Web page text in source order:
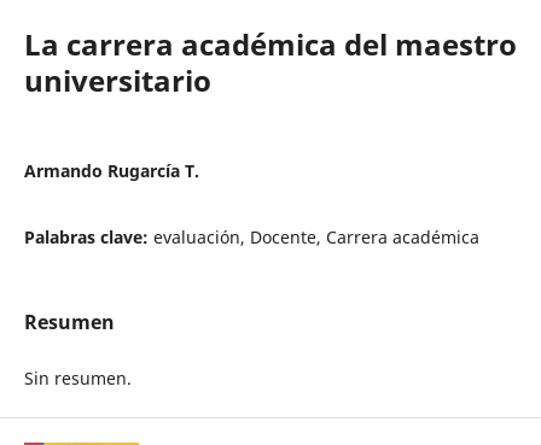
La carrera académica del maestro
universitario
Armando Rugarcía T.
Palabras clave: evaluación, Docente, Carrera académica
Resumen
Sin resumen.